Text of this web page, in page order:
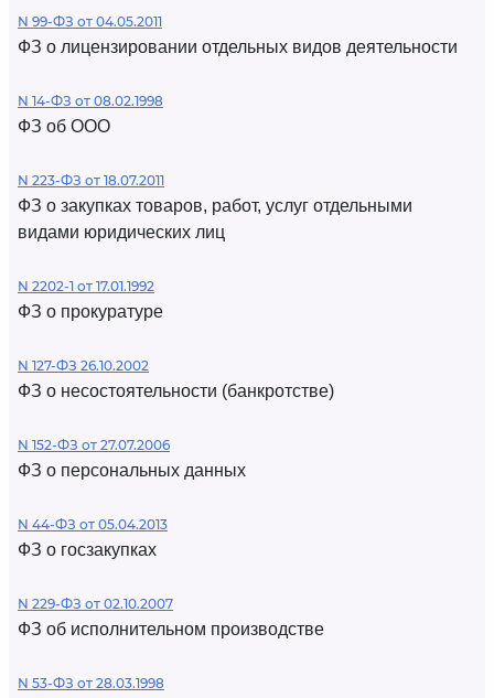
N 99-ФЗ от 04.05.2011
ФЗ о лицензировании отдельных видов деятельности
N 14-ФЗ от 08.02.1998
ФЗ об ООО
N 223-ФЗ от 18.07.2011
ФЗ о закупках товаров, работ, услуг отдельными
видами юридических лиц
N 2202-1 от 17.01.1992
ФЗ о прокуратуре
N 127-ФЗ 26.10.2002
ФЗ о несостоятельности (банкротстве)
N 152-ФЗ от 27.07.2006
ФЗ о персональных данных
N 44-ФЗ от 05.04.2013
ФЗ о госзакупках
N 229-ФЗ от 02.10.2007
ФЗ об исполнительном производстве
N 53-ФЗ от 28.03.1998